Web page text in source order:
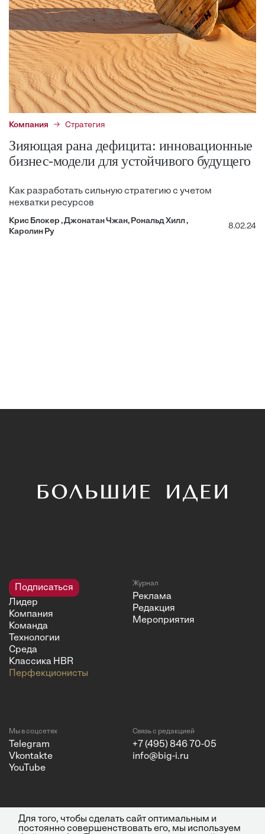
Компания Стратегия
Зияющая рана дефицита: инновационные
бизнес-модели для устойчивого будущего
Как разработать сильную стратегию с учетом
нехватки ресурсов
Крис Блокер , Джонатан Чжан, Рональд Хилл ,
Каролин Ру
8.02.24
Подписаться
Лидер
Компания
Команда
Технологии
Среда
Классика HBR
Перфекционисты
Журнал
Реклама
Редакция
Мероприятия
Мы в соцсетях
Telegram
Vkontakte
YouTube
Связь с редакцией
+7 (495) 846 70-05
info@big-i.ru
© 2026 ООО "Бизнес Инсайт
Политика конфиденциальности
Для того, чтобы сделать сайт оптимальным и
постоянно совершенствовать его, мы используем